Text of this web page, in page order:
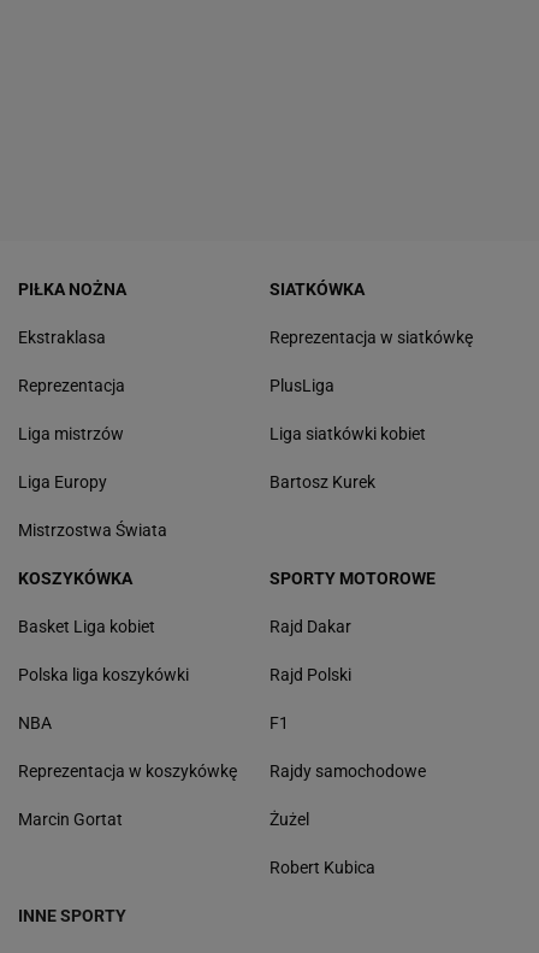
PIŁKA NOŻNA
Ekstraklasa
Reprezentacja
Liga mistrzów
Liga Europy
Mistrzostwa Świata
SIATKÓWKA
Reprezentacja w siatkówkę
PlusLiga
Liga siatkówki kobiet
Bartosz Kurek
KOSZYKÓWKA
Basket Liga kobiet
Polska liga koszykówki
NBA
Reprezentacja w koszykówkę
Marcin Gortat
SPORTY MOTOROWE
Rajd Dakar
Rajd Polski
F1
Rajdy samochodowe
Żużel
Robert Kubica
INNE SPORTY